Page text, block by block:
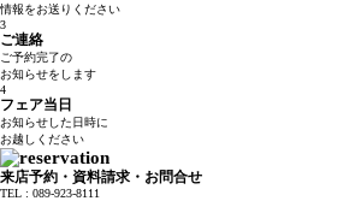
情報をお送りください
3
ご連絡
ご予約完了の
お知らせをします
4
フェア当日
お知らせした日時に
お越しください
来店予約・資料請求・お問合せ
TEL : 089-923-8111